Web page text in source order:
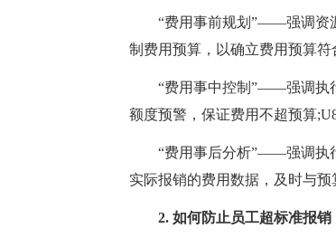
“费用事前规划”——强调资源
制费用预算，以确立费用预算符
“费用事中控制”——强调执行
额度预警，保证费用不超预算
“费用事后分析”——强调执行
实际报销的费用数据，及时与预
2. 如何防止员工超标准报销